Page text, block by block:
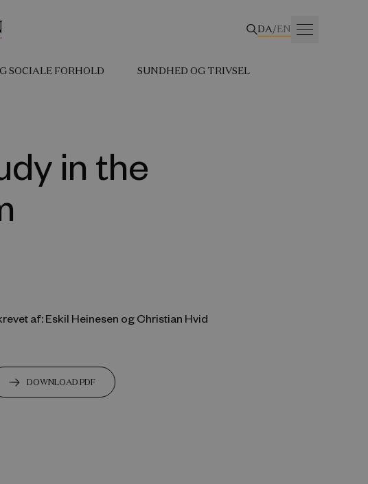
DA/EN
SOCIALE FORHOLD SUNDHED OG TRIVSEL
in the
af: Eskil Heinesen og Christian Hvid
DOWNLOAD PDF